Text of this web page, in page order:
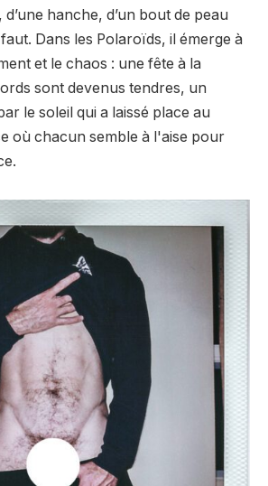
d’une hanche, d’un bout de peau
Dans les Polaroïds, il émerge à
et le chaos : une fête à la
sont devenus tendres, un
le soleil qui a laissé place au
où chacun semble à l'aise pour